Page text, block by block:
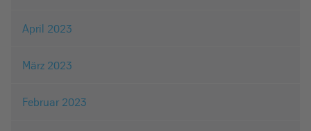
April 2023
März 2023
Februar 2023